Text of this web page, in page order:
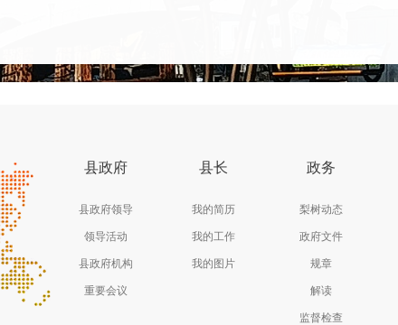
县政府
县政府领导
领导活动
县政府机构
重要会议
县长
我的简历
我的工作
我的图片
政务
梨树动态
政府文件
规章
解读
监督检查